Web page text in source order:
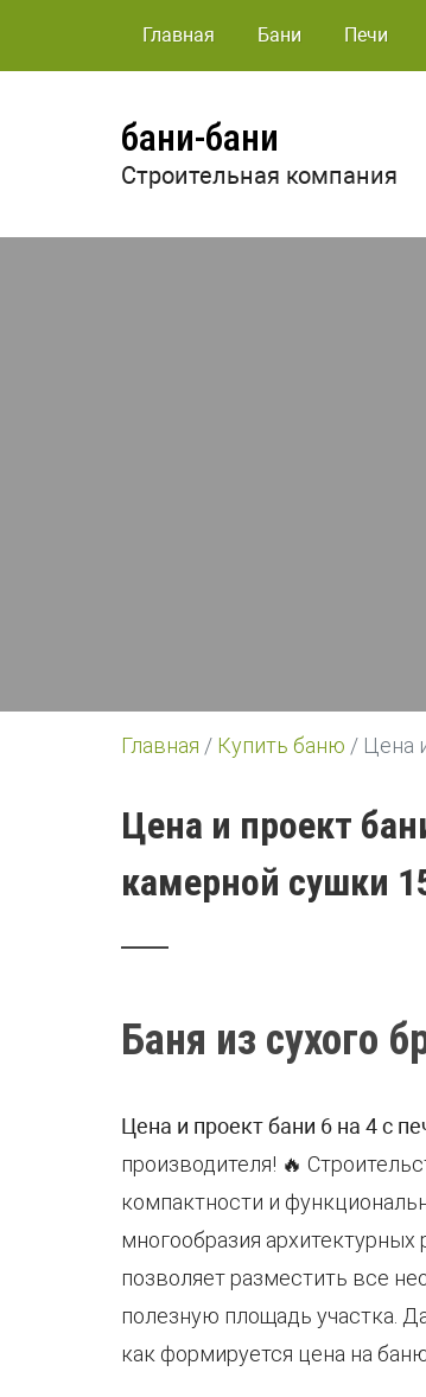
Главная Бани Печи
бани-бани
Строительная компания
Главная / Купить баню / Цена
Цена и проект
камерной сушки
Баня из сухого
Цена и проект бани 6 на 4 с
производителя! 🔥
компактности и
многообразия архитектурных
позволяет разместить все
полезную площадь участка.
как формируется цена на